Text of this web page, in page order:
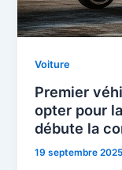
Voiture
Premier
opter pour
débute la
19 septembre 2025